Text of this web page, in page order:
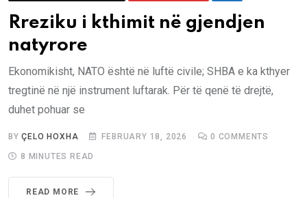
Rreziku i kthimit në gjendjen
natyrore
Ekonomikisht, NATO është në luftë civile; SHBA e ka kthyer
tregtinë në një instrument luftarak. Për të qenë të drejtë,
duhet pohuar se
BYÇELO HOXHA FEBRUARY 18, 2026 0 COMMENTS
8 MINUTES READ
READ MORE